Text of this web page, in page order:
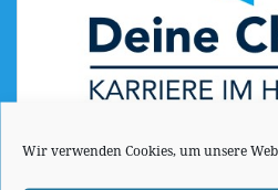
Wir verwenden Cookies, um unsere